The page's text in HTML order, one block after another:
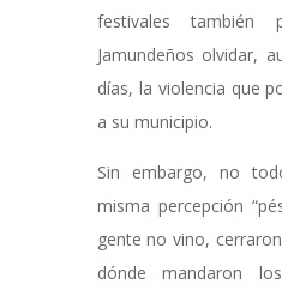
festivales también
Jamundeños olvidar,
días, la violencia que
a su municipio.
Sin embargo, no
misma percepción
gente no vino,
dónde mandaron